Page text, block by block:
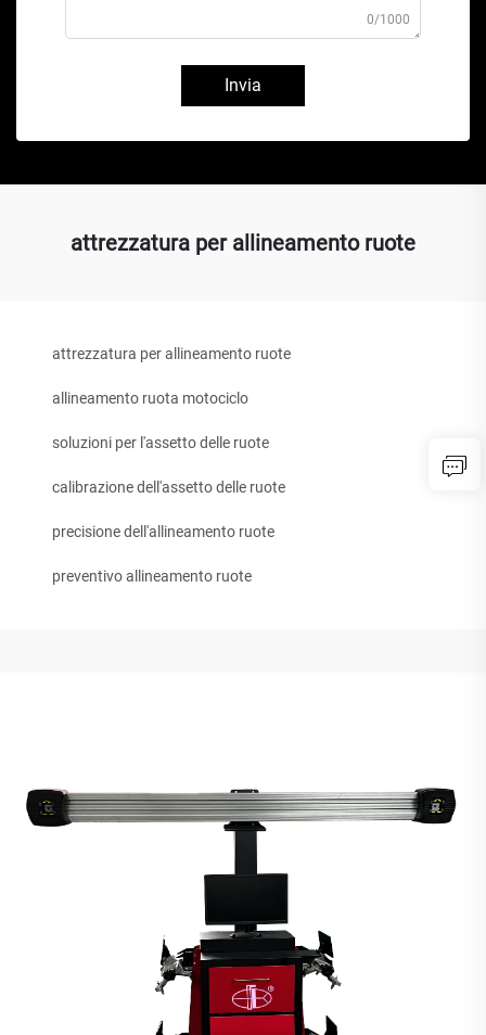
0/1000
Invia
attrezzatura per allineamento ruote
attrezzatura per allineamento ruote
allineamento ruota motociclo
soluzioni per l'assetto delle ruote
calibrazione dell'assetto delle ruote
precisione dell'allineamento ruote
preventivo allineamento ruote